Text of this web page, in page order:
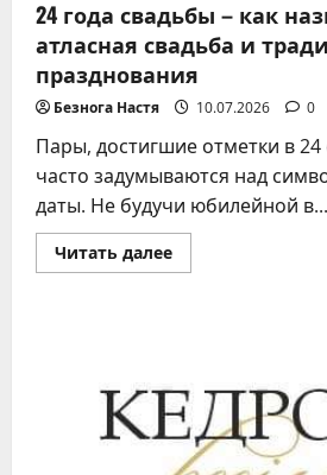
24 года свадьбы – как
атласная свадьба и
празднования
Безнога Настя 10.07.2026 0
Пары, достигшие отметки в 24
часто задумываются над
даты. Не будучи юбилейной в...
Читать далееПрочитать
больше
атласная
свадьба
и
традиции
празднования